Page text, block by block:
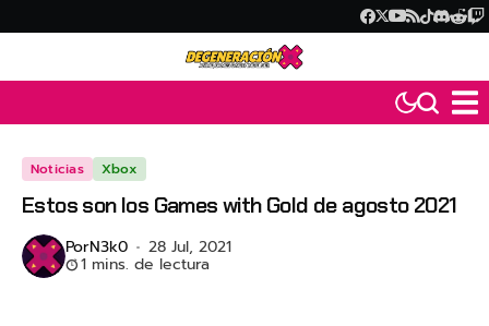
Noticias Xbox
Estos son los Games with Gold de agosto 2021
PorN3k0 28 Jul, 2021
1 mins. de lectura